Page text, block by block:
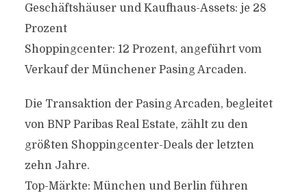
Geschäftshäuser und Kaufhaus-Assets: je 28
Prozent
Shoppingcenter: 12 Prozent, angeführt vom
Verkauf der Münchener Pasing Arcaden.
Die Transaktion der Pasing Arcaden, begleitet
von BNP Paribas Real Estate, zählt zu den
größten Shoppingcenter-Deals der letzten
zehn Jahre.
Top-Märkte: München und Berlin führen